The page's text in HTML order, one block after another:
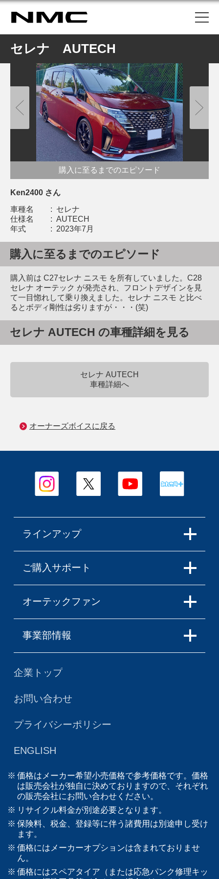
セレナ AUTECH
購入に至るまでのエピソード
Ken2400 さん
車種名 : セレナ
仕様名
: AUTECH
年式
: 2023年7月
購入に至るまでのエピソード
購入前は C27セレナ ニスモ を所有していました。C28
セレナ オーテック が発売され、フロントデザインを見
て一目惚れして乗り換えました。セレナ ニスモ と比べ
るとボディ剛性は劣りますが・・・(笑)
セレナ AUTECH の車種詳細を見る
セレナ AUTECH
車種詳細へ
オーナーズボイスに戻る
ラインアップ
ご購入サポート
オーテックファン
事業部情報
企業トップ
お問い合わせ
プライバシーポリシー
ENGLISH
価格はメーカー希望小売価格で参考価格です。価格
は販売会社が独自に決めておりますので、それぞれ
の販売会社にお問い合わせください。
リサイクル料金が別途必要となります。
保険料、税金、登録等に伴う諸費用は別途申し受け
ます。
価格にはメーカーオプションは含まれておりませ
ん。
価格にはスペアタイア（または応急パンク修理キッ